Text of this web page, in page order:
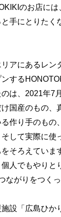
のお店には
手にとりたく
アにあるレン
する
は、2021年7
国産のもの、
作り手のもの
して実際に使
そろえていま
人でもやりと
ながりをつくっ
設「広島ひか